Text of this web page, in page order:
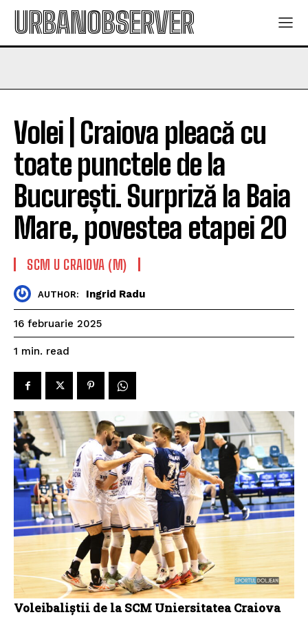
URBANOBSERVER
Volei | Craiova pleacă cu
toate punctele de la
București. Surpriză la Baia
Mare, povestea etapei 20
SCM U CRAIOVA (M)
AUTHOR: Ingrid Radu
16 februarie 2025
1 min. read
Voleibaliștii de la SCM Uniersitatea Craiova